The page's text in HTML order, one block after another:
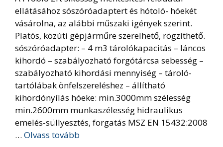
ellátásához sószóróadaptert és hótoló- hóekét
vásárolna, az alábbi műszaki igények szerint.
Platós, közúti gépjárműre szerelhető, rögzíthető.
sószóróadapter: – 4 m3 tárolókapacitás – láncos
kihordó – szabályozható forgótárcsa sebesség –
szabályozható kihordási mennyiség – tároló-
tartólábak önfelszereléshez – állítható
kihordónyílás hóeke: min.3000mm szélesség
min.2600mm munkaszélesség hidraulikus
emelés-süllyesztés, forgatás MSZ EN 15432:2008
… Olvass tovább